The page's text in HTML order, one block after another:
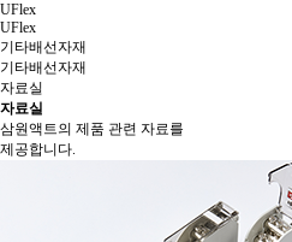
UFlex
UFlex
기타배선자재
기타배선자재
자료실
자료실
삼원액트의 제품 관련 자료를
제공합니다.